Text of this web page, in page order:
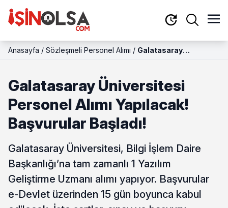
Anasayfa / Sözleşmeli Personel Alımı / Galatasaray
Başvurular Başladı!
Galatasaray Üniversitesi
Personel Alımı Yapılacak!
Başvurular Başladı!
Galatasaray Üniversitesi, Bilgi İşlem Daire
Başkanlığı’na tam zamanlı 1 Yazılım
Geliştirme Uzmanı alımı yapıyor. Başvurular
e-Devlet üzerinden 15 gün boyunca kabul